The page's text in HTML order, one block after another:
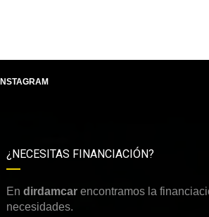
INSTAGRAM
¿NECESITAS FINANCIACIÓN?
En dirdamcar encontramos la
necesidades.